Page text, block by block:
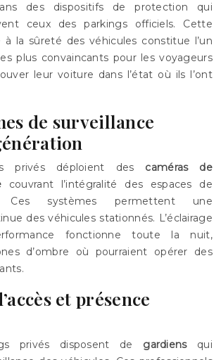
des dispositifs de protection qui
ceux des parkings officiels. Cette
la sûreté des véhicules constitue l’un
plus convaincants pour les voyageurs
leur voiture dans l’état où ils l’ont
de surveillance
privés déploient des caméras de
couvrant l’intégralité des espaces de
Ces systèmes permettent une
des véhicules stationnés. L’éclairage
fonctionne toute la nuit,
d’ombre où pourraient opérer des
et présence
privés disposent de gardiensqui